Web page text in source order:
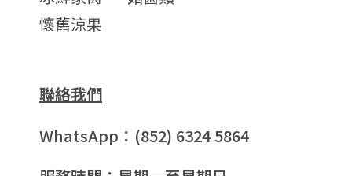
懷舊涼果
聯絡我們
WhatsApp：(852) 6324 5864